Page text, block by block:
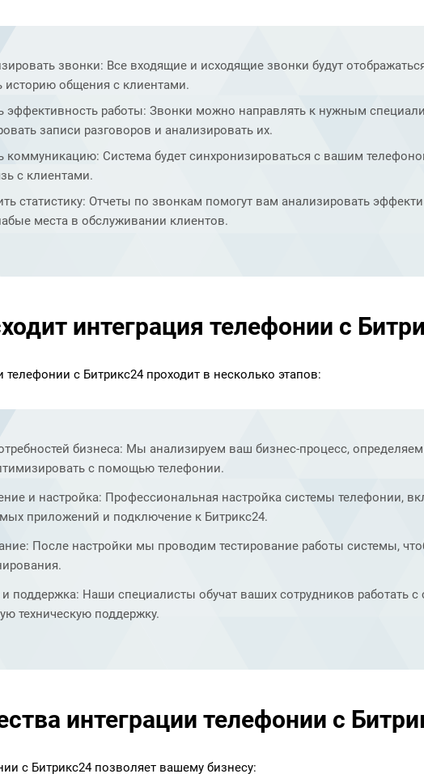
звонки: Все входящие и исходящие звонки будут
историю общения с клиентами.
эффективность работы: Звонки можно направлять к нужным
записи разговоров и анализировать их.
коммуникацию: Система будет синхронизироваться с вашим
с клиентами.
статистику: Отчеты по звонкам помогут вам анализировать
места в обслуживании клиентов.
интеграция телефонии с
телефонии с Битрикс24 проходит в несколько этапов:
бизнеса: Мы анализируем ваш бизнес-процесс,
с помощью телефонии.
и настройка: Профессиональная настройка системы телефонии,
приложений и подключение к Битрикс24.
После настройки мы проводим тестирование работы системы,
и поддержка: Наши специалисты обучат ваших сотрудников работать с
техническую поддержку.
интеграции телефонии с
с Битрикс24 позволяет вашему бизнесу: